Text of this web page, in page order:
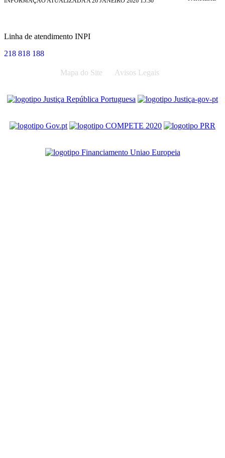
Linha de atendimento INPI
218 818 188
Mapa do Site Avisos Legais